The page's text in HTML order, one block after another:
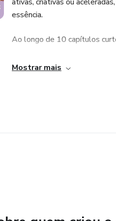
essência.
Ao longo de 10 capítulos
Respeitar seus ritmos e ciclos
Mostrar mais